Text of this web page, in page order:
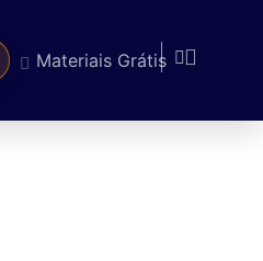
Materiais Grátis